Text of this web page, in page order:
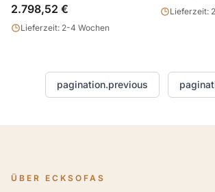
2.798,52 €
Lieferzeit: 2-4 Wochen
Lieferzeit:
pagination.previous
ÜBER ECKSOFAS